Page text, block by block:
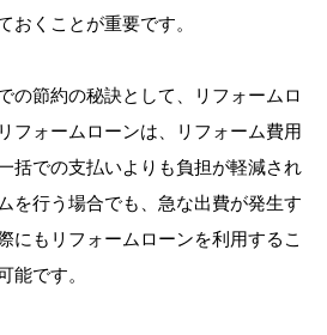
おくことが重要です。
の節約の秘訣として、リフォームロ
フォームローンは、リフォーム費用
括での支払いよりも負担が軽減され
を行う場合でも、急な出費が発生す
にもリフォームローンを利用するこ
能です。